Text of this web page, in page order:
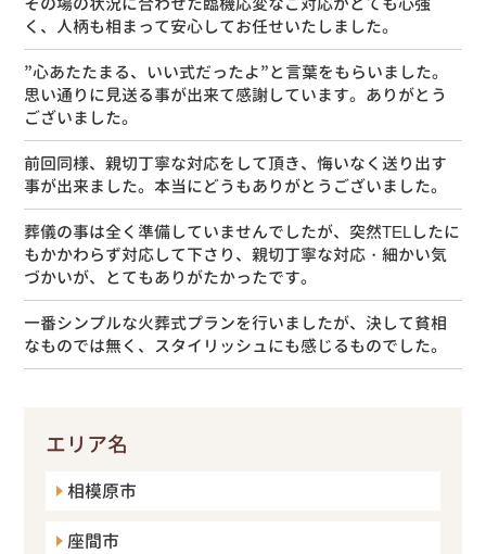
く、人柄も相まって安心してお任せいたしました。
”心あたたまる、いい式だったよ”と言葉をもらいました。
思い通りに見送る事が出来て感謝しています。ありがとう
ございました。
前回同様、親切丁寧な対応をして頂き、悔いなく送り出す
事が出来ました。本当にどうもありがとうございました。
葬儀の事は全く準備していませんでしたが、突然TELしたに
もかかわらず対応して下さり、親切丁寧な対応・細かい気
づかいが、とてもありがたかったです。
一番シンプルな火葬式プランを行いましたが、決して貧相
なものでは無く、スタイリッシュにも感じるものでした。
エリア名
相模原市
座間市